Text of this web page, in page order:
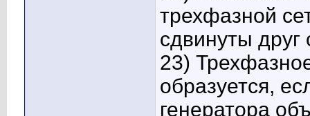
трехфазной
сдвинуты друг
23)
образуется,
генератора